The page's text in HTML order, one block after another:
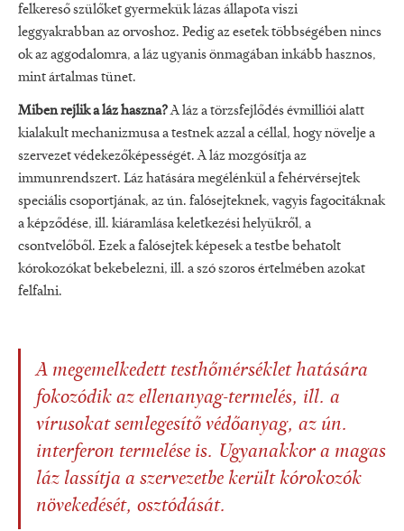
felkereső szülőket gyermekük lázas állapota viszi
leggyakrabban az orvoshoz. Pedig az esetek többségében nincs
ok az aggodalomra, a láz ugyanis önmagában inkább hasznos,
mint ártalmas tünet.
Miben rejlik a láz haszna?A láz a törzsfejlődés évmilliói alatt
kialakult mechanizmusa a testnek azzal a céllal, hogy növelje a
szervezet védekezőképességét. A láz mozgósítja az
immunrendszert. Láz hatására megélénkül a fehérvérsejtek
speciális csoportjának, az ún. falósejteknek, vagyis fagocitáknak
a képződése, ill. kiáramlása keletkezési helyükről, a
csontvelőből. Ezek a falósejtek képesek a testbe behatolt
kórokozókat bekebelezni, ill. a szó szoros értelmében azokat
felfalni.
A megemelkedett testhőmérséklet hatására
fokozódik az ellenanyag-termelés, ill. a
vírusokat semlegesítő védőanyag, az ún.
interferon termelése is. Ugyanakkor a magas
láz lassítja a szervezetbe került kórokozók
növekedését, osztódását.